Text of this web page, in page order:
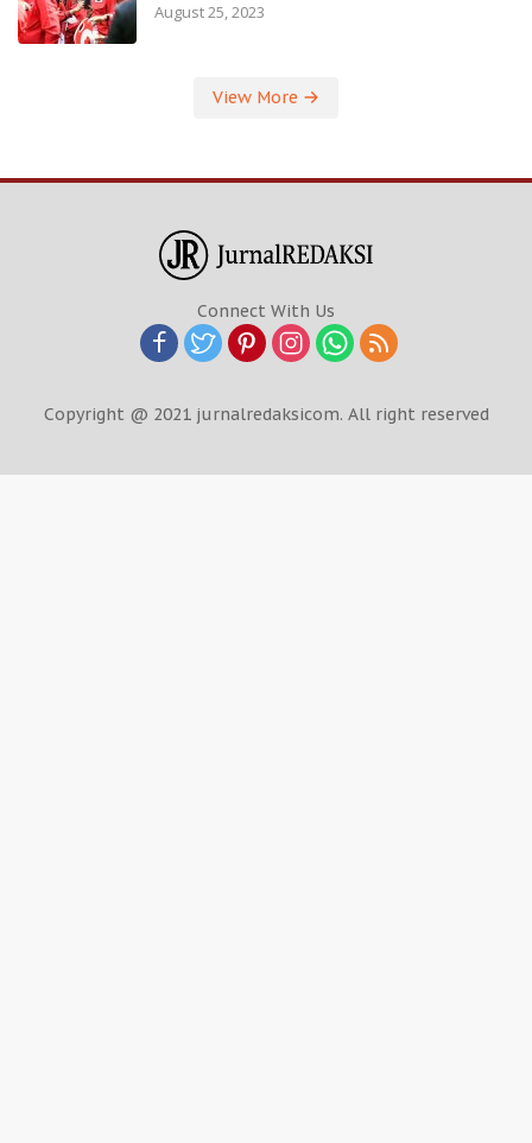
August 25, 2023
View More
Connect With Us
Copyright @ 2021 jurnalredaksicom. All right reserved